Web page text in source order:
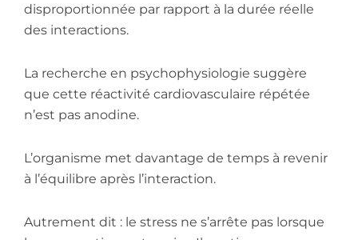
disproportionnée par rapport à la durée réelle
des interactions.
La recherche en psychophysiologie suggère
que cette réactivité cardiovasculaire répétée
n’est pas anodine.
L’organisme met davantage de temps à revenir
à l’équilibre après l’interaction.
Autrement dit : le stress ne s’arrête pas lorsque